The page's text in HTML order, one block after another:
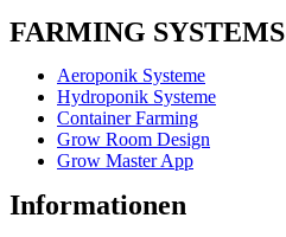
FARMING SYSTEMS
Aeroponik Systeme
Hydroponik Systeme
Container Farming
Grow Room Design
Grow Master App
Informationen